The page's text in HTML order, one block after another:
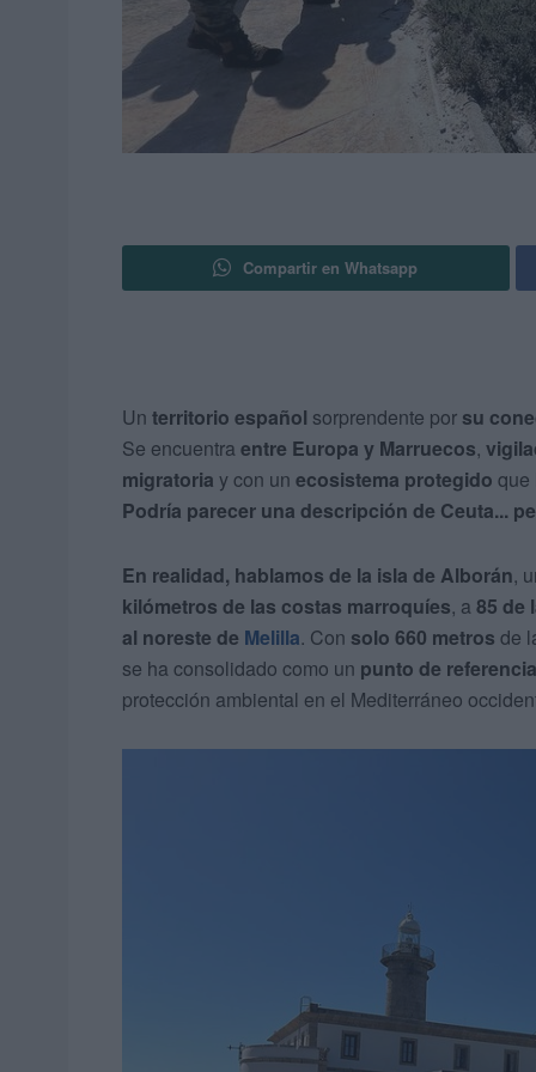
Compartir en Whatsapp
Un territorio español sorprendente por su
Se encuentra entre Europa y Marruecos,
migratoria y con un ecosistema protegido que
Podría parecer una descripción de Ceuta...
En realidad, hablamos de la isla de Alborán,
kilómetros de las costas marroquíes, a 85 de
al noreste de Melilla. Con solo 660 metros de
se ha consolidado como un punto de
protección ambiental en el Mediterráneo